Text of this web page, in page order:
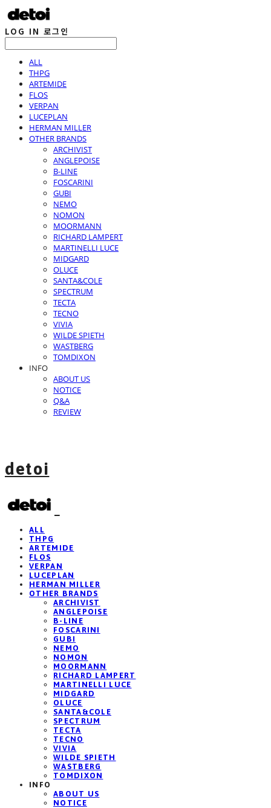
LOG IN 로그인
ALL
THPG
ARTEMIDE
FLOS
VERPAN
LUCEPLAN
HERMAN MILLER
OTHER BRANDS
ARCHIVIST
ANGLEPOISE
B-LINE
FOSCARINI
GUBI
NEMO
NOMON
MOORMANN
RICHARD LAMPERT
MARTINELLI LUCE
MIDGARD
OLUCE
SANTA&COLE
SPECTRUM
TECTA
TECNO
VIVIA
WILDE SPIETH
WASTBERG
TOMDIXON
INFO
ABOUT US
NOTICE
Q&A
REVIEW
detoi
ALL
THPG
ARTEMIDE
FLOS
VERPAN
LUCEPLAN
HERMAN MILLER
OTHER BRANDS
ARCHIVIST
ANGLEPOISE
B-LINE
FOSCARINI
GUBI
NEMO
NOMON
MOORMANN
RICHARD LAMPERT
MARTINELLI LUCE
MIDGARD
OLUCE
SANTA&COLE
SPECTRUM
TECTA
TECNO
VIVIA
WILDE SPIETH
WASTBERG
TOMDIXON
INFO
ABOUT US
NOTICE